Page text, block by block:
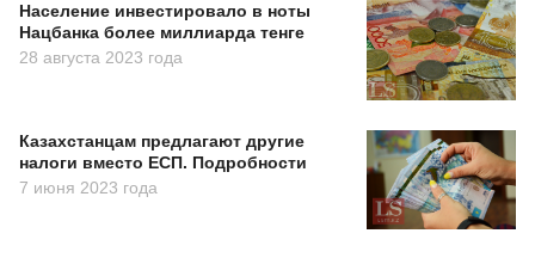
Население инвестировало в ноты
Нацбанка более миллиарда тенге
28 августа 2023 года
Казахстанцам предлагают другие
налоги вместо ЕСП. Подробности
7 июня 2023 года